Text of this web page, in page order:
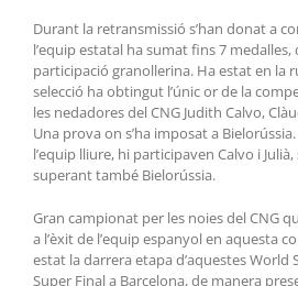
Durant la retransmissió s’han donat a
l’equip estatal ha sumat fins 7 medalles,
participació granollerina. Ha estat en la
selecció ha obtingut l’únic or de la
les nedadores del CNG Judith Calvo,
Una prova on s’ha imposat a
l’equip lliure, hi participaven Calvo i
superant també Bielorússia.
Gran campionat per les noies del CNG
a l’èxit de l’equip espanyol en aquesta
estat la darrera etapa d’aquestes World
Super Final a Barcelona, de manera